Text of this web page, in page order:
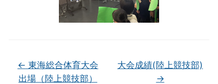
← 東海総合体育大会
出場（陸上競技部）
大会成績(陸上競技部)
→